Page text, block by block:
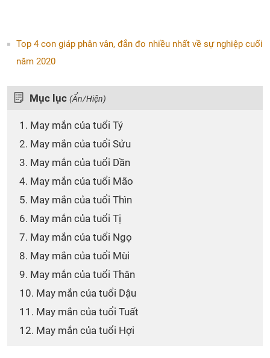
Top 4 con giáp phân vân, đắn đo nhiều nhất về sự nghiệp cuối
năm 2020
Mục lục (Ẩn/Hiện)
1. May mắn của tuổi Tý
2. May mắn của tuổi Sửu
3. May mắn của tuổi Dần
4. May mắn của tuổi Mão
5. May mắn của tuổi Thìn
6. May mắn của tuổi Tị
7. May mắn của tuổi Ngọ
8. May mắn của tuổi Mùi
9. May mắn của tuổi Thân
10. May mắn của tuổi Dậu
11. May mắn của tuổi Tuất
12. May mắn của tuổi Hợi